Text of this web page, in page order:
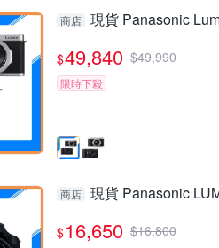
商店 現貨 Panasonic
$49,840 $49,990
限時下殺
商店 現貨 Panasonic
$16,650 $16,800